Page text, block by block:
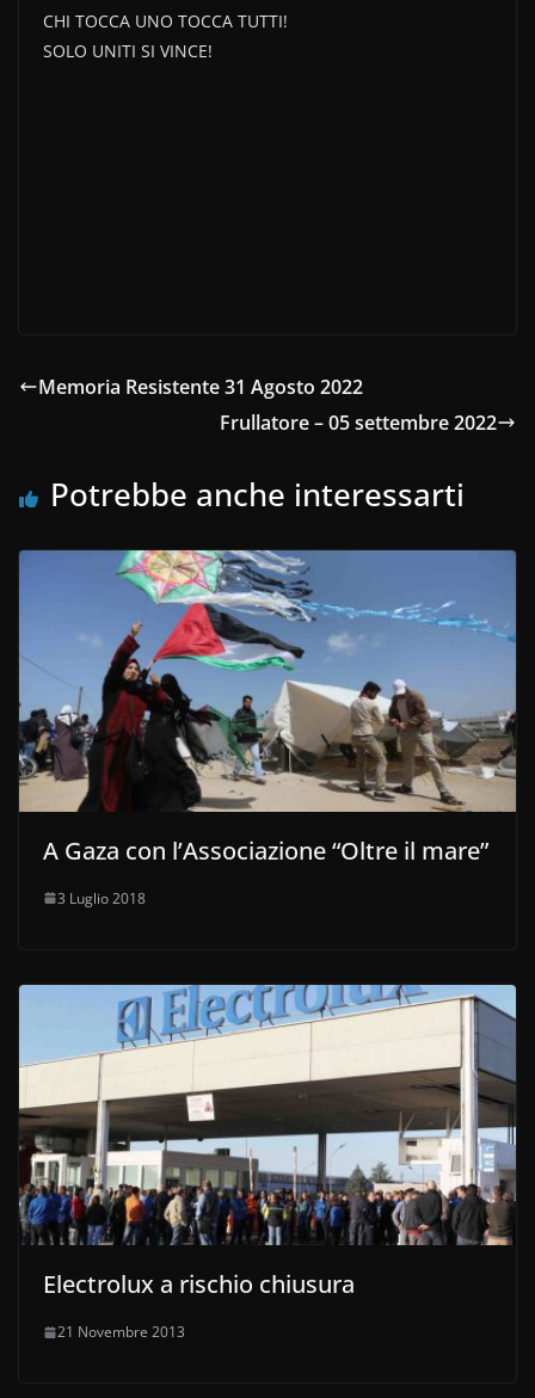
CHI TOCCA UNO TOCCA TUTTI!
SOLO UNITI SI VINCE!
Memoria Resistente 31 Agosto 2022
Frullatore – 05 settembre 2022
Potrebbe anche interessarti
A Gaza con l’Associazione “Oltre il mare”
3 Luglio 2018
Electrolux a rischio chiusura
21 Novembre 2013